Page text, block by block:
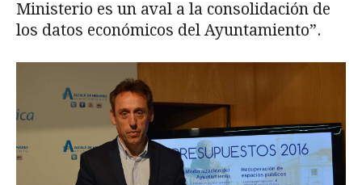
Ministerio es un aval a la consolidación de
los datos económicos del Ayuntamiento”.